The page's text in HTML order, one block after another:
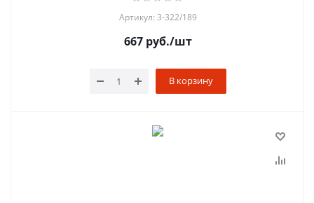
Артикул: 3-322/189
667руб./шт
В корзину